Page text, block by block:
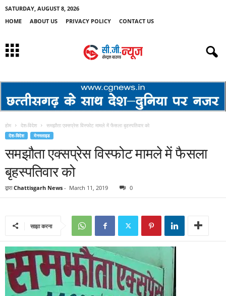
SATURDAY, AUGUST 8, 2026
HOME
ABOUT US PRIVACY POLICY CONTACT US
होम देश-विदेश समझौता एक्सप्रेस विस्फोट मामले में फैसला बृहस्पतिवार को
देश-विदेश मेनस्लाइड
समझौता एक्सप्रेस विस्फोट मामले में फैसला
बृहस्पतिवार को
द्वारा Chattisgarh News - March 11, 2019 0
साझा करना